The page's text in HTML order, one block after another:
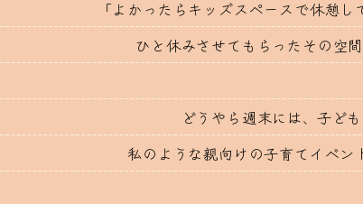
「よかったらキッズスペースで休憩し
ひと休みさせてもらったその空
どうやら週末には、子ど
私のような親向けの子育てイベン